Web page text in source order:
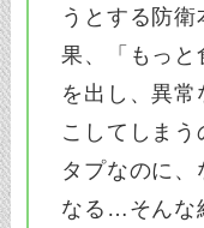
うとする防
果、「もっと
を出し、異
こしてしま
タプなのに、
なる…そんな